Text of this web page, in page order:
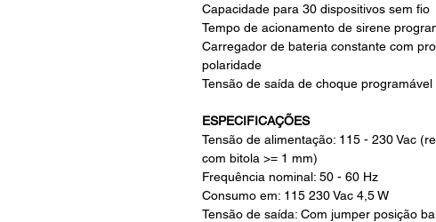
Capacidade para 30 dispositivos sem fio
Tempo de acionamento de sirene
Carregador de bateria constante com
polaridade
Tensão de saída de choque programável
ESPECIFICAÇÕES
Tensão de alimentação: 115 - 230 Vac
com bitola >= 1 mm)
Frequência nominal: 50 - 60 Hz
Consumo em: 115 230 Vac 4,5 W
Tensão de saída: Com jumper posição